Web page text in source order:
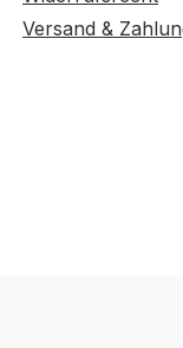
Versand &